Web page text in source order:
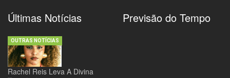
Últimas Notícias
Rachel Reis Leva A Divina
OUTRAS NOTÍCIAS
Previsão do Tempo